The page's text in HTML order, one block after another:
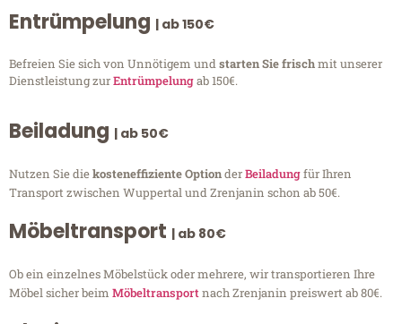
Entrümpelung | ab 150€
Befreien Sie sich von Unnötigem undstarten Sie frischmit unserer
Dienstleistung zurEntrümpelungab 150€.
Beiladung | ab 50€
Nutzen Sie diekosteneffiziente OptionderBeiladungfür Ihren
Transport zwischen Wuppertal und Zrenjanin schon ab 50€.
Möbeltransport | ab 80€
Ob ein einzelnes Möbelstück oder mehrere, wir transportieren Ihre
Möbel sicher beim Möbeltransportnach Zrenjanin preiswert ab 80€.